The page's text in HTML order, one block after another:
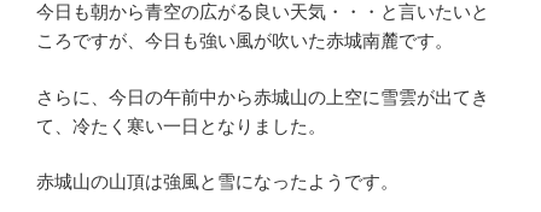
今日も朝から青空の広がる良い天気・・・と言いたいと
ころですが、今日も強い風が吹いた赤城南麓です。
さらに、今日の午前中から赤城山の上空に雪雲が出てき
て、冷たく寒い一日となりました。
赤城山の山頂は強風と雪になったようです。